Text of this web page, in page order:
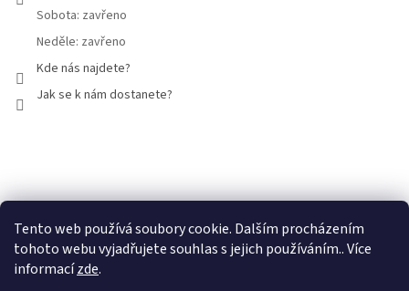
Tento web používá soubory cookie. Dalším procházením
tohoto webu vyjadřujete souhlas s jejich používáním.. Více
informacízde.
Sobota: zavřeno
Neděle: zavřeno
Kde nás najdete?
Jak se k nám dostanete?
Facebook